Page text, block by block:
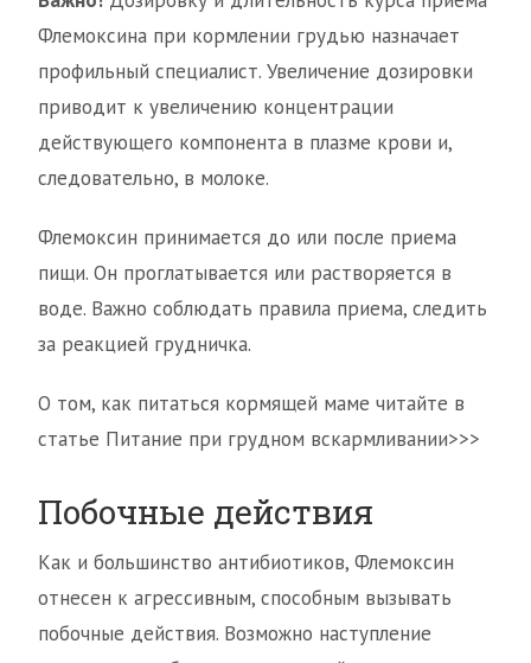
Флемоксина при кормлении грудью назначает
профильный специалист. Увеличение дозировки
приводит к увеличению концентрации
действующего компонента в плазме крови и,
следовательно, в молоке.
Флемоксин принимается до или после приема
пищи. Он проглатывается или растворяется в
воде. Важно соблюдать правила приема, следить
за реакцией грудничка.
О том, как питаться кормящей маме читайте в
статье Питание при грудном вскармливании>>>
Побочные действия
Как и большинство антибиотиков, Флемоксин
отнесен к агрессивным, способным вызывать
побочные действия. Возможно наступление